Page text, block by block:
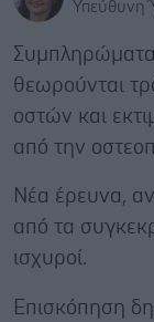
Υπεύθυνη
Συμπληρώματα
θεωρούνται
οστών και
από την
Νέα έρευνα,
από τα
ισχυροί.
Επισκόπηση